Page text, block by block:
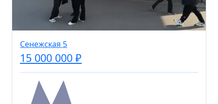
Сенежская 5
15 000 000 ₽